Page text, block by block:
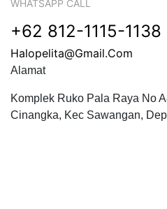
WHATSAPP CALL
+62 812-1115-1138
Halopelita@gmail.com
Alamat
Komplek Ruko Pala Raya No
Cinangka, Kec Sawangan,